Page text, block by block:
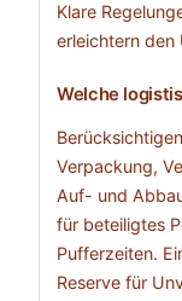
Klare
erleichtern den
Welche
Verpackung,
Auf- und
für beteiligtes
Pufferzeiten.
Reserve für